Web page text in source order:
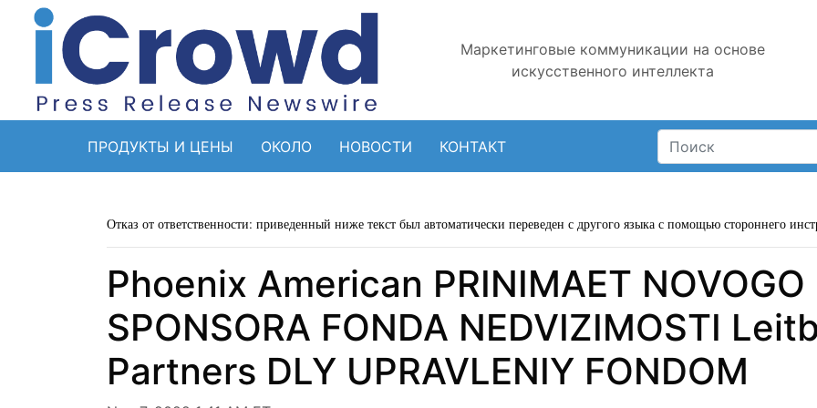
Маркетинговые коммуникации на основе
искусственного интеллекта
ПРОДУКТЫ И ЦЕНЫ ОКОЛО НОВОСТИ КОНТАКТ
Отказ от ответственности: приведенный ниже текст был автоматически переведен с другого языка с помощью стороннего
Phoenix American PRINIMAET NOVOGO
SPONSORA FONDA NEDVIZIMOSTI
Partners DLY UPRAVLENIY FONDOM